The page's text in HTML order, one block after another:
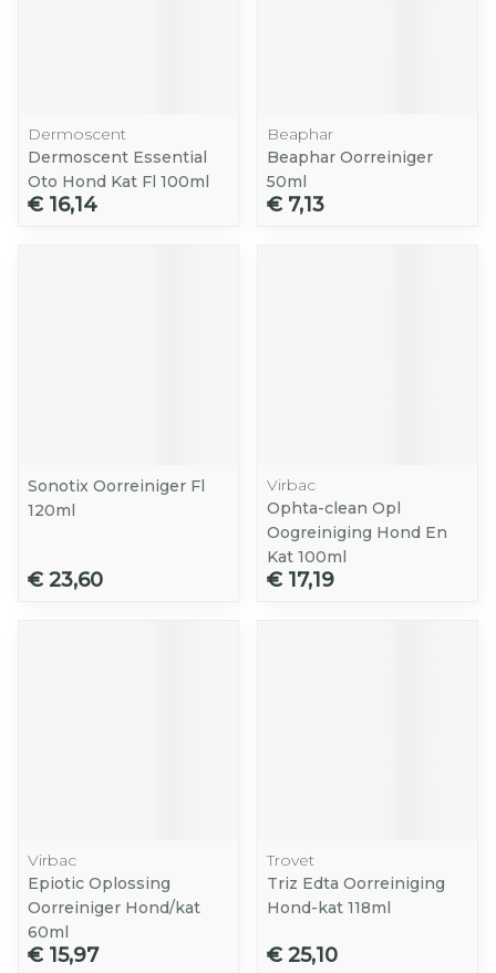
Dermoscent
Dermoscent Essential
Oto Hond Kat Fl 100ml
€ 16,14
Beaphar
Beaphar Oorreiniger
50ml
€ 7,13
Sonotix Oorreiniger Fl
120ml
€ 23,60
Virbac
Ophta-clean Opl
Oogreiniging Hond En
Kat 100ml
€ 17,19
Virbac
Epiotic Oplossing
Oorreiniger Hond/kat
60ml
€ 15,97
Trovet
Triz Edta Oorreiniging
Hond-kat 118ml
€ 25,10